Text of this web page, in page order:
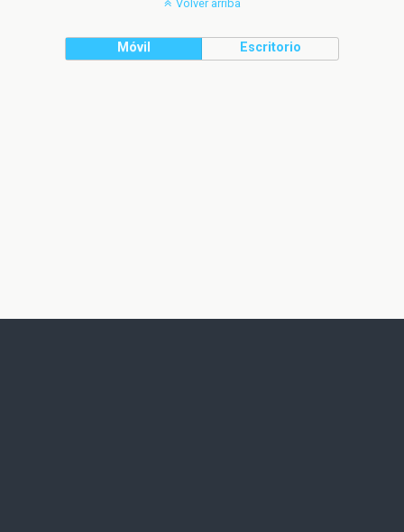
Volver arriba
Móvil Escritorio